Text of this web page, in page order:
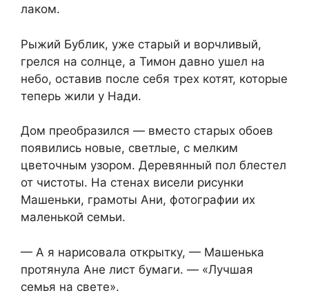
лаком.
Рыжий Бублик, уже старый и ворчливый,
грелся на солнце, а Тимон давно ушел на
небо, оставив после себя трех котят, которые
теперь жили у Нади.
Дом преобразился — вместо старых обоев
появились новые, светлые, с мелким
цветочным узором. Деревянный пол блестел
от чистоты. На стенах висели рисунки
Машеньки, грамоты Ани, фотографии их
маленькой семьи.
— А я нарисовала открытку, — Машенька
протянула Ане лист бумаги. — «Лучшая
семья на свете».